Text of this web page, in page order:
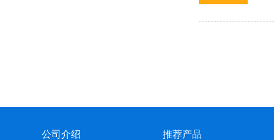
公司介绍 推荐产品